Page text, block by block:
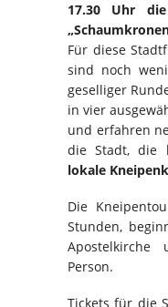
17.30 Uhr
Für diese
sind noch
geselliger
in vier
und erfahren
die Stadt, die
lokale
Die
Stunden,
Person.
Tickets für die